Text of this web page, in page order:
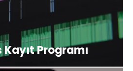
Kayıt Programı